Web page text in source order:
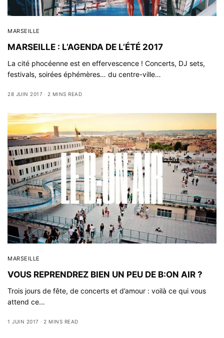
MARSEILLE
MARSEILLE : L’AGENDA DE L’ÉTÉ 2017
La cité phocéenne est en effervescence ! Concerts, DJ sets,
festivals, soirées éphémères… du centre-ville…
28 JUIN 2017 2 MINS READ
MARSEILLE
VOUS REPRENDREZ BIEN UN PEU DE B:ON AIR ?
Trois jours de fête, de concerts et d’amour : voilà ce qui vous
attend ce…
1 JUIN 2017 2 MINS READ